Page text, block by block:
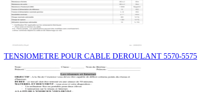
TENSIOMETRE POUR CABLE DEROULANT 5570-5575